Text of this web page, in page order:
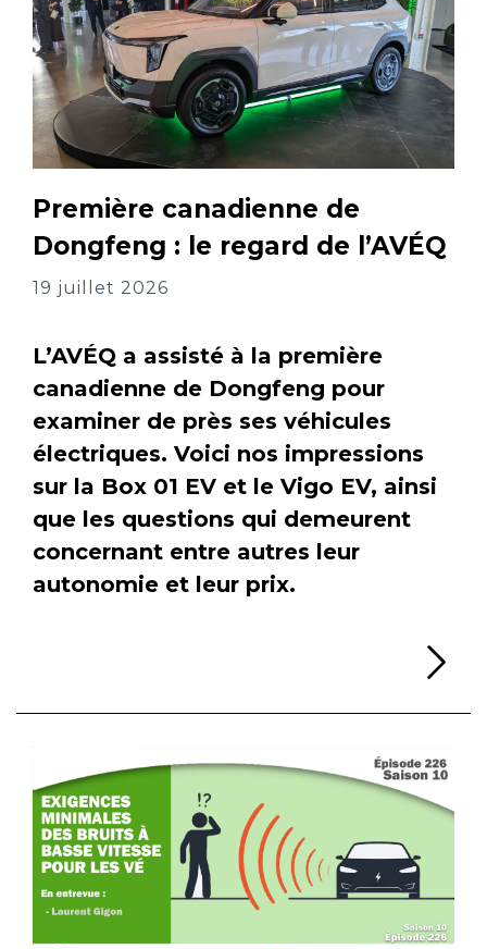
Première canadienne de
Dongfeng : le regard de l’AVÉQ
19 juillet 2026
L’AVÉQ a assisté à la première
canadienne de Dongfeng pour
examiner de près ses véhicules
électriques. Voici nos impressions
sur la Box 01 EV et le Vigo EV, ainsi
que les questions qui demeurent
concernant entre autres leur
autonomie et leur prix.